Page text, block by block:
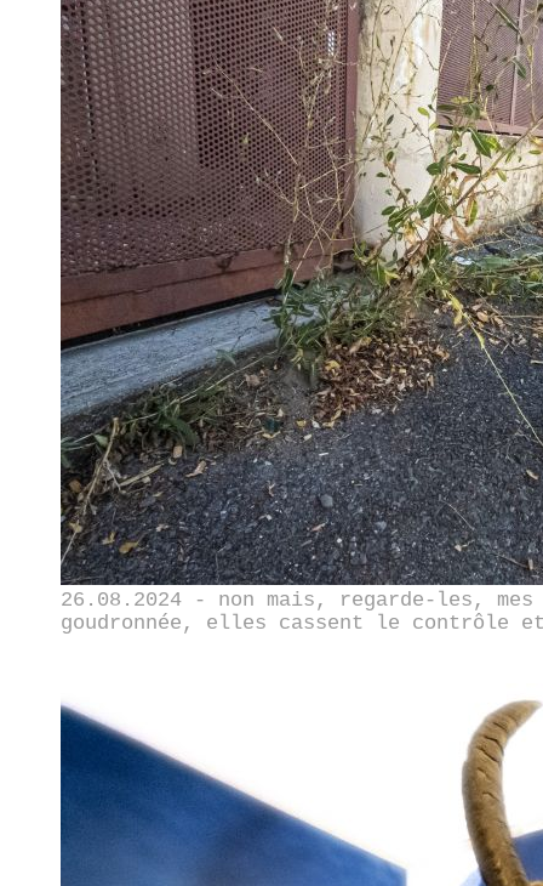
26.08.2024 - non mais, regarde-les,
goudronnée, elles cassent le contrôle